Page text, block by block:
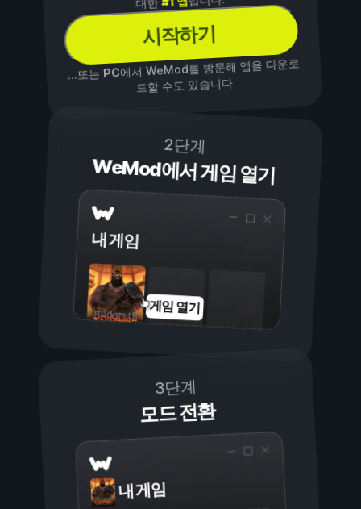
대한
시작하기
...또는PC에서 WeMod를 방문해 앱을 다운로
드할 수도 있습니다
2단계
WeMod에서 게임 열기
내 게임
게임 열기
3단계
모드 전환
내 게임